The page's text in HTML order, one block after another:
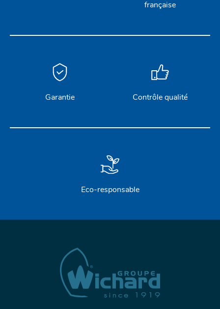
française
Garantie Contrôle qualité
Eco-responsable